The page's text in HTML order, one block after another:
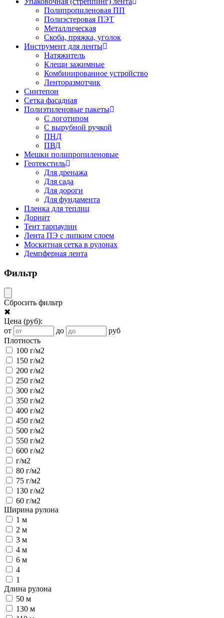
Полипропиленовая ПП
Полиэстеровая ПЭТ
Металлическая
Скоба, пряжка, уголок
Инструмент для ленты
Натяжитель
Клещи зажимные
Комбинированное устройство
Ленторазмотчик
Синтепон
Сетка фасадная
Полиэтиленовые пакеты
С логотипом
С вырубной ручкой
ПНД
ПВД
Мешки полипропиленовые
Геотекстиль
Для дренажа
Для сада
Для дороги
Для фундамента
Пленка для теплиц
Дорнит
Тент тарпаулин
Лента ПЭ с липким слоем
Москитная сетка в рулонах
Демпферная лента
Фильтр
Сбросить фильтр
✖
Цена (руб):
от
до
руб
Плотность
100 г/м2
150 г/м2
200 г/м2
250 г/м2
300 г/м2
350 г/м2
400 г/м2
450 г/м2
500 г/м2
550 г/м2
600 г/м2
г/м2
80 г/м2
75 г/м2
130 г/м2
60 г/м2
Ширина рулона
1 м
2 м
3 м
4 м
6 м
4
1
Длина рулона
50 м
130 м